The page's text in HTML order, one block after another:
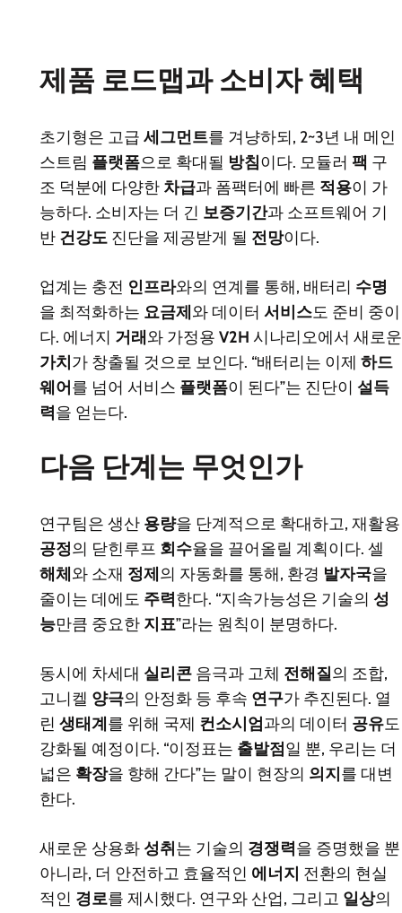
제품 로드맵과 소비자 혜택
초기형은 고급 세그먼트를 겨냥하되, 2~3년 내 메인
스트림 플랫폼으로 확대될 방침이다. 모듈러 팩 구
조 덕분에 다양한 차급과 폼팩터에 빠른 적용이 가
능하다. 소비자는 더 긴 보증기간과 소프트웨어 기
반 건강도 진단을 제공받게 될 전망이다.
업계는 충전 인프라와의 연계를 통해, 배터리 수명
을 최적화하는 요금제 와 데이터 서비스도 준비 중이
다. 에너지 거래 와 가정용 V2H 시나리오에서 새로운
가치 가 창출될 것으로 보인다. “배터리는 이제 하드
웨어 를 넘어 서비스 플랫폼이 된다”는 진단이 설득
력을 얻는다.
다음 단계는 무엇인가
연구팀은 생산 용량을 단계적으로 확대하고, 재활용
공정의 닫힌루프 회수율을 끌어올릴 계획이다. 셀
해체 와 소재 정제 의 자동화를 통해, 환경 발자국을
줄이는 데에도 주력한다. “지속가능성은 기술의 성
능만큼 중요한 지표”라는 원칙이 분명하다.
동시에 차세대 실리콘 음극과 고체 전해질의 조합,
고니켈 양극의 안정화 등 후속 연구가 추진된다. 열
린 생태계 를 위해 국제 컨소시엄 과의 데이터 공유도
강화될 예정이다. “이정표는 출발점 일 뿐, 우리는 더
넓은 확장을 향해 간다”는 말이 현장의 의지 를 대변
한다.
새로운 상용화성취 는 기술의 경쟁력을 증명했을 뿐
아니라, 더 안전하고 효율적인 에너지 전환의 현실
적인 경로를 제시했다. 연구와 산업, 그리고 일상의